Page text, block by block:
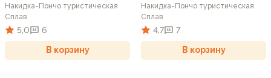
Накидка-Пончо туристическая
Сплав
5,0 6
В корзину
Накидка-Пончо туристическая
Сплав
4,7 7
В корзину